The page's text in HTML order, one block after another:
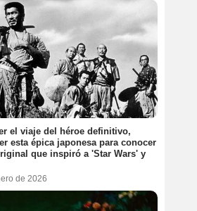
el viaje del héroe definitivo,
esta épica japonesa para conocer
que inspiró a 'Star Wars' y
de 2026